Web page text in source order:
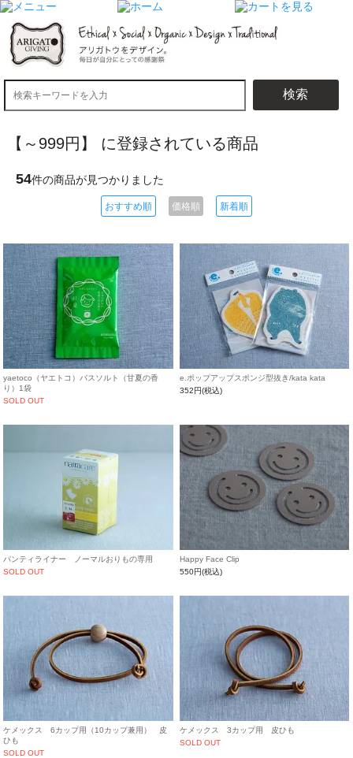
検索
【～999円】 に登録されている商品
54件の商品が見つかりました
おすすめ順 価格順 新着順
yaetoco（ヤエトコ）バスソルト（甘夏の香
り）1袋
SOLD OUT
e.ポップアップスポンジ型抜き/kata kata
352円(税込)
パンティライナー ノーマルおりもの専用
SOLD OUT
Happy Face Clip
550円(税込)
ケメックス 6カップ用（10カップ兼用） 皮
ひも
SOLD OUT
ケメックス 3カップ用 皮ひも
SOLD OUT